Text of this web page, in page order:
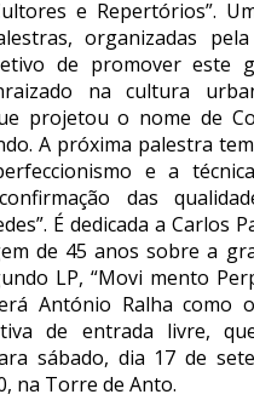
e Repertórios”.
organizadas pela
de promover este
na cultura
projetou o nome de
A próxima palestra
e a
das
É dedicada a Carlos
de 45 anos sobre a
LP, “Movi mento
António Ralha como
de entrada livre,
sábado, dia 17 de
na Torre de Anto.